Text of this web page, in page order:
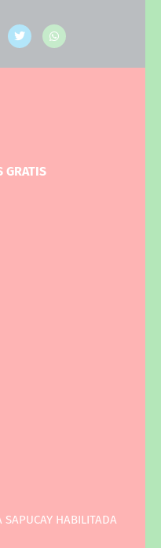
GRATIS
SAPUCAY HABILITADA